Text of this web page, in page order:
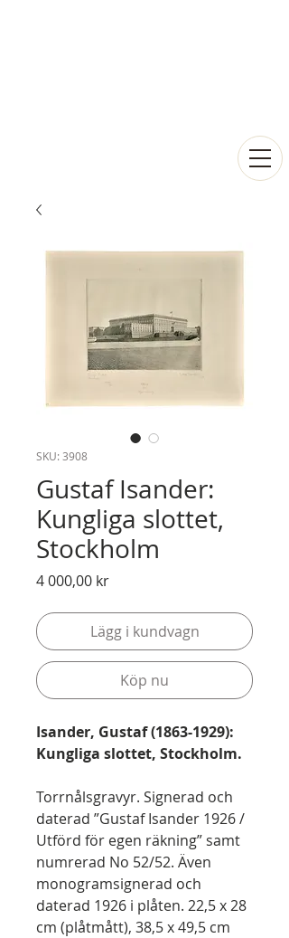
SKU: 3908
Gustaf Isander:
Kungliga slottet,
Stockholm
4 000,00 krPris
Lägg i kundvagn
Köp nu
Isander, Gustaf (1863-1929):
Kungliga slottet, Stockholm.
Torrnålsgravyr. Signerad och
daterad ”Gustaf Isander 1926 /
Utförd för egen räkning” samt
numrerad No 52/52. Även
monogramsignerad och
daterad 1926 i plåten. 22,5 x 28
cm (plåtmått), 38,5 x 49,5 cm